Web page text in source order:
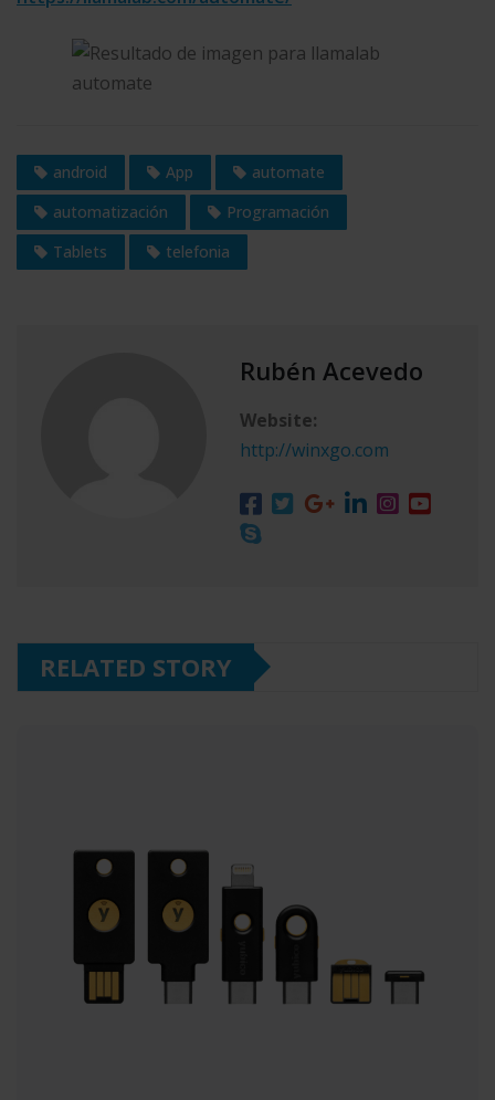
android App
automate
automatización
Programación
Tablets
telefonia
Rubén Acevedo
Website:
http://winxgo.com
RELATED STORY